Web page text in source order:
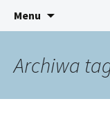
Śląski
Platforma
Menu
Archiwa